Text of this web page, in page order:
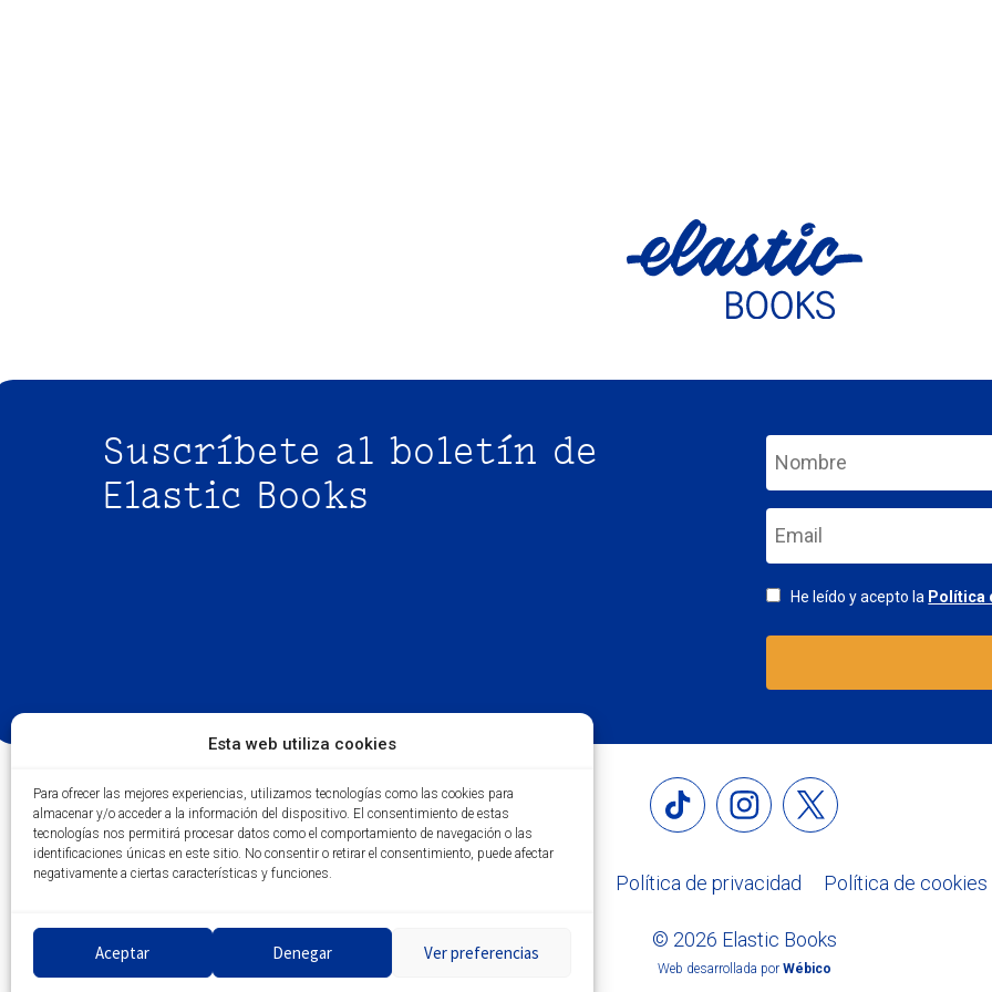
Esta web utiliza cookies
Para ofrecer las mejores experiencias, utilizamos tecnologías como las cookies para
almacenar y/o acceder a la información del dispositivo. El consentimiento de estas
tecnologías nos permitirá procesar datos como el comportamiento de navegación o las
identificaciones únicas en este sitio. No consentir o retirar el consentimiento, puede afectar
negativamente a ciertas características y funciones.
Aceptar Denegar Ver preferencias
Suscríbete al boletín de
Elastic Books
He leído y acepto la Política
Política de privacidad Política de cookies
© 2026 Elastic Books
Web desarrollada por Wébico